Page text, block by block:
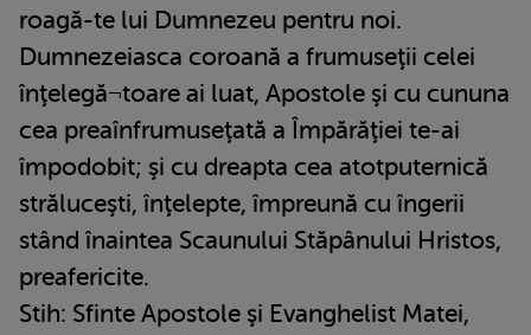
roagă-te lui Dumnezeu pentru noi.
Dumnezeiasca coroană a frumuseţii celei
înţelegă¬toare ai luat, Apostole şi cu cununa
cea preaînfrumuseţată a Împărăţiei te-ai
împodobit; şi cu dreapta cea atotputernică
străluceşti, înţelepte, împreună cu îngerii
stând înaintea Scaunului Stăpânului Hristos,
preafericite.
Stih: Sfinte Apostole şi Evanghelist Matei,